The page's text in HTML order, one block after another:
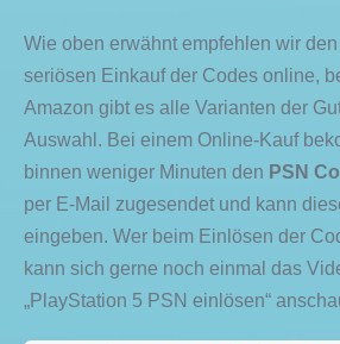
Wie oben erwähnt empfehlen wir
seriösen Einkauf der Codes online,
Amazon gibt es alle Varianten der
Auswahl. Bei einem Online-Kauf
binnen weniger Minuten den PSN
per E-Mail zugesendet und kann
eingeben. Wer beim Einlösen der
kann sich gerne noch einmal das
„PlayStation 5 PSN einlösen“